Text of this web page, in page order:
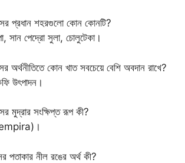
প্রধান শহরগুলো কোন কোনটি?
সান পেদ্রো সুলা, চোলুটেকা।
অর্থনীতিতে কোন খাত সবচেয়ে বেশি অবদান রাখে?
উৎপাদন।
মুদ্রার সংক্ষিপ্ত রূপ কী?
পতাকার নীল রঙের অর্থ কী?